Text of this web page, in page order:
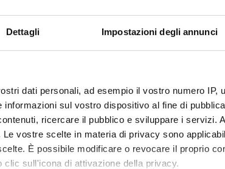
Dettagli Impostazioni degli annunci
dati personali, ad esempio il vostro numero IP,
sul vostro dispositivo al fine di
ricercare il pubblico e sviluppare i servizi.
vostre scelte in materia di privacy sono
È possibile modificare o revocare il proprio
sull'icona di attivazione della privacy.